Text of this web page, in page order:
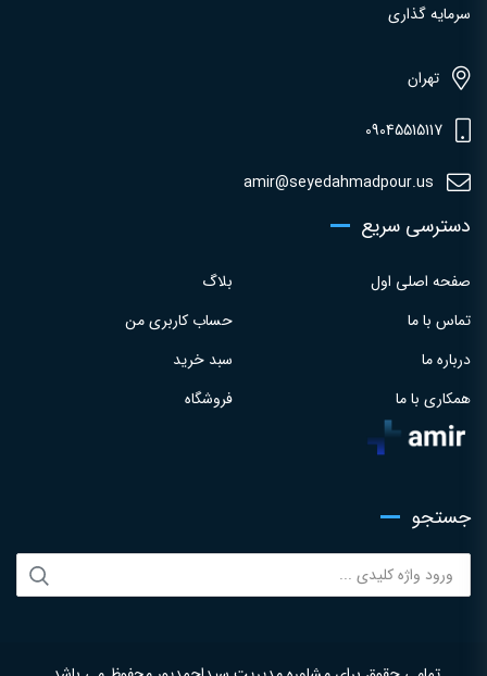
سرمایه گذاری
تهران
09045515117
amir@seyedahmadpour.us
دسترسی سریع
صفحه اصلی اول
بلاگ
تماس با ما
حساب کاربری من
درباره ما
سبد خرید
همکاری با ما
فروشگاه
جستجو
جستجو